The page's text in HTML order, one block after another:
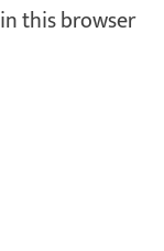
this browser